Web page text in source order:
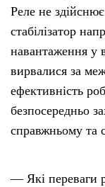
Реле не
стабілізатор
навантаження у
вирвалися за
ефективність
безпосередньо
справжньому та
— Які переваги